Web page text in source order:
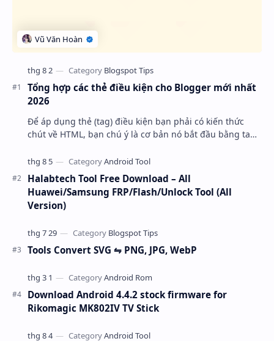
Tổng hợp các thẻ điều kiện cho Blogger mới nhất
2026
Để áp dụng thẻ (tag) điều kiện bạn phải có kiến thức
chút về HTML, bạn chú ý là cơ bản nó bắt đầu bằng tag
Halabtech Tool Free Download – All
Huawei/Samsung FRP/Flash/Unlock Tool (All
Version)
Tools Convert SVG ⇋ PNG, JPG, WebP
Download Android 4.4.2 stock firmware for
Rikomagic MK802IV TV Stick